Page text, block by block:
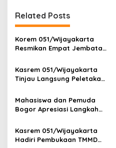
a
s
i
o
Related Posts
Korem 051/Wijayakarta
Resmikan Empat Jembatan
Cita Presiden RI Kepada
Masyarakat Indonesia
Kasrem 051/Wijayakarta
Tinjau Langsung Peletakan
Merah Putih di Pebayuran
Mahasiswa dan Pemuda
Bogor Apresiasi Langkah
Pertanggungjawaban dan
Marwah Institusi
Kasrem 051/Wijayakarta
Hadiri Pembukaan TMMD